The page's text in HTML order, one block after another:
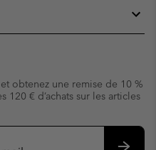
obtenez une remise de 10 %
€ d’achats sur les articles